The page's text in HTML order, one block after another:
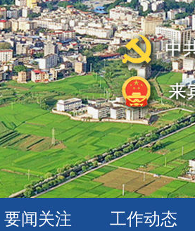
要闻关注 工作动态